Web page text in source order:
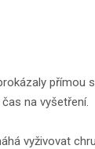
přímou
na vyšetření.
vyživovat